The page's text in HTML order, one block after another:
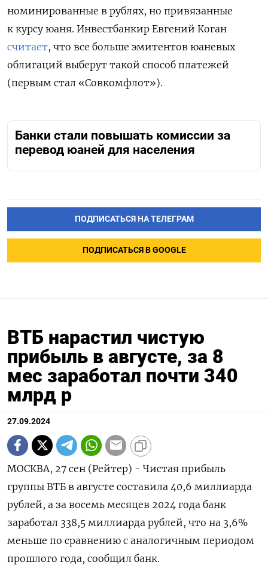
номинированные в рублях, но привязанные
к курсу юаня. Инвестбанкир Евгений Коган
считает, что все больше эмитентов юаневых
облигаций выберут такой способ платежей
(первым стал «Совкомфлот»).
Банки стали повышать комиссии за
перевод юаней для населения
ПОДПИСАТЬСЯ НА ТЕЛЕГРАМ
ПОДПИСАТЬСЯ В GOOGLE
ВТБ нарастил чистую
прибыль в августе, за 8
мес заработал почти 340
млрд р
27.09.2024
МОСКВА, 27 сен (Рейтер) - Чистая прибыль
группы ВТБ в августе составила 40,6 миллиарда
рублей, а за восемь месяцев 2024 года банк
заработал 338,5 миллиарда рублей, что на 3,6%
меньше по сравнению с аналогичным периодом
прошлого года, сообщил банк.